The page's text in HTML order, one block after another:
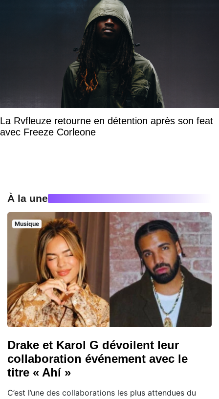
La Rvfleuze retourne en détention après son feat
avec Freeze Corleone
À la une
Musique
Drake et Karol G dévoilent leur
collaboration événement avec le
titre « Ahí »
C’est l’une des collaborations les plus attendues du